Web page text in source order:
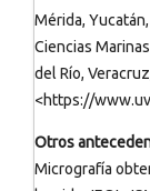
Mérida,
Ciencias
del Río,
<https://
Otros
Micrografía